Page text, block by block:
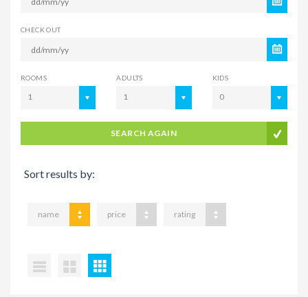
CHECK OUT
ROOMS
1
ADULTS
1
KIDS
0
SEARCH AGAIN
Sort results by:
name price rating